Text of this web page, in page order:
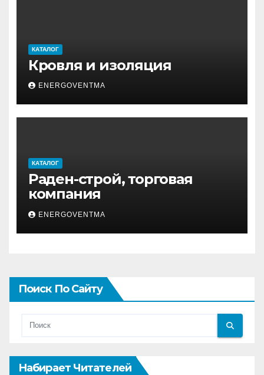
КАТАЛОГ
Кровля и изоляция
ENERGOVENTMA
КАТАЛОГ
Раден-строй, торговая
компания
ENERGOVENTMA
Поиск По Сайту
Набирает Читателей